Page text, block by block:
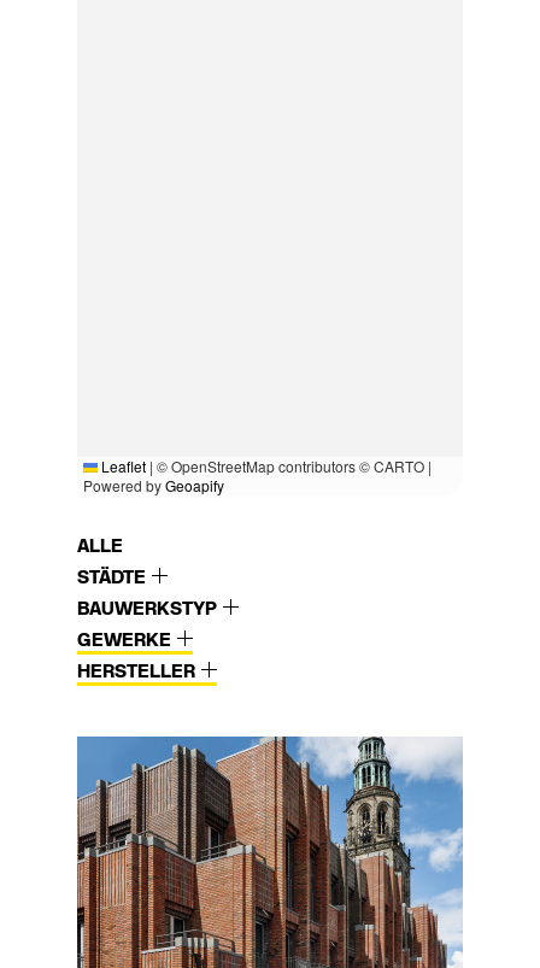
Leaflet | © OpenStreetMap contributors © CARTO |
Powered byGeoapify
ALLE
STÄDTE
BAUWERKSTYP
GEWERKE
HERSTELLER